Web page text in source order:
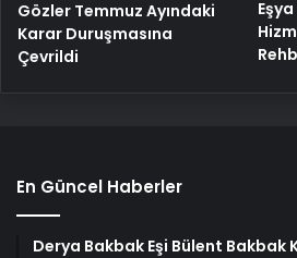
Gözler Temmuz Ayındaki
Karar Duruşmasına
Çevrildi
En Güncel Haberler
Derya Bakbak Eşi Bülent Bakbak